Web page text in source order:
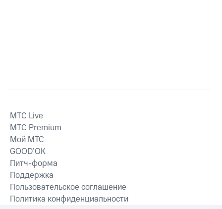
MTС Live
MTС Premium
Мой МТС
GOOD’OK
Питч-форма
Поддержка
Пользовательское соглашение
Политика конфиденциальности